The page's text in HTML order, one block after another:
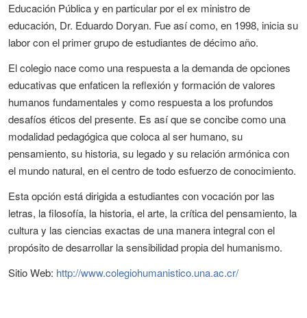
Educación Pública y en particular por el ex ministro de
educación, Dr. Eduardo Doryan. Fue así como, en 1998, inicia su
labor con el primer grupo de estudiantes de décimo año.
El colegio nace como una respuesta a la demanda de opciones
educativas que enfaticen la reflexión y formación de valores
humanos fundamentales y como respuesta a los profundos
desafíos éticos del presente. Es así que se concibe como una
modalidad pedagógica que coloca al ser humano, su
pensamiento, su historia, su legado y su relación armónica con
el mundo natural, en el centro de todo esfuerzo de conocimiento.
Esta opción está dirigida a estudiantes con vocación por las
letras, la filosofía, la historia, el arte, la crítica del pensamiento, la
cultura y las ciencias exactas de una manera integral con el
propósito de desarrollar la sensibilidad propia del humanismo.
Sitio Web: http://www.colegiohumanistico.una.ac.cr/